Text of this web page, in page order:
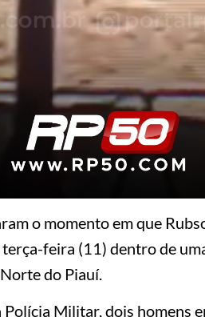
o momento em que
feira (11) dentro de
do Piauí.
Militar, dois homens